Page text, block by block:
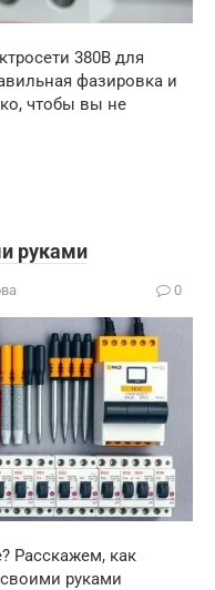
380В для
фазировка и
чтобы вы не
руками
0
Расскажем, как
руками